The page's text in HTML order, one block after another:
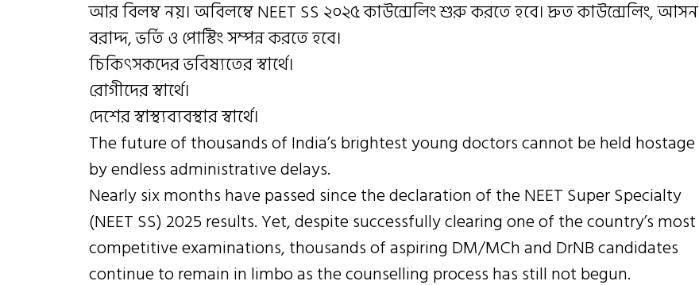
আর বিলম্ব নয়। অবিলম্বে NEET SS ২০২৫ কাউন্সেলিং শুরু করতে হবে। দ্রুত কাউন্সেলিং, আসন
বরাদ্দ, ভর্তি ও পোস্টিং সম্পন্ন করতে হবে।
চিকিৎসকদের ভবিষ্যতের স্বার্থে।
রোগীদের স্বার্থে।
দেশের স্বাস্থ্যব্যবস্থার স্বার্থে।
The future of thousands of India’s brightest young doctors cannot be held hostage
by endless administrative delays.
Nearly six months have passed since the declaration of the NEET Super Specialty
(NEET SS) 2025 results. Yet, despite successfully clearing one of the country’s most
competitive examinations, thousands of aspiring DM/MCh and DrNB candidates
continue to remain in limbo as the counselling process has still not begun.